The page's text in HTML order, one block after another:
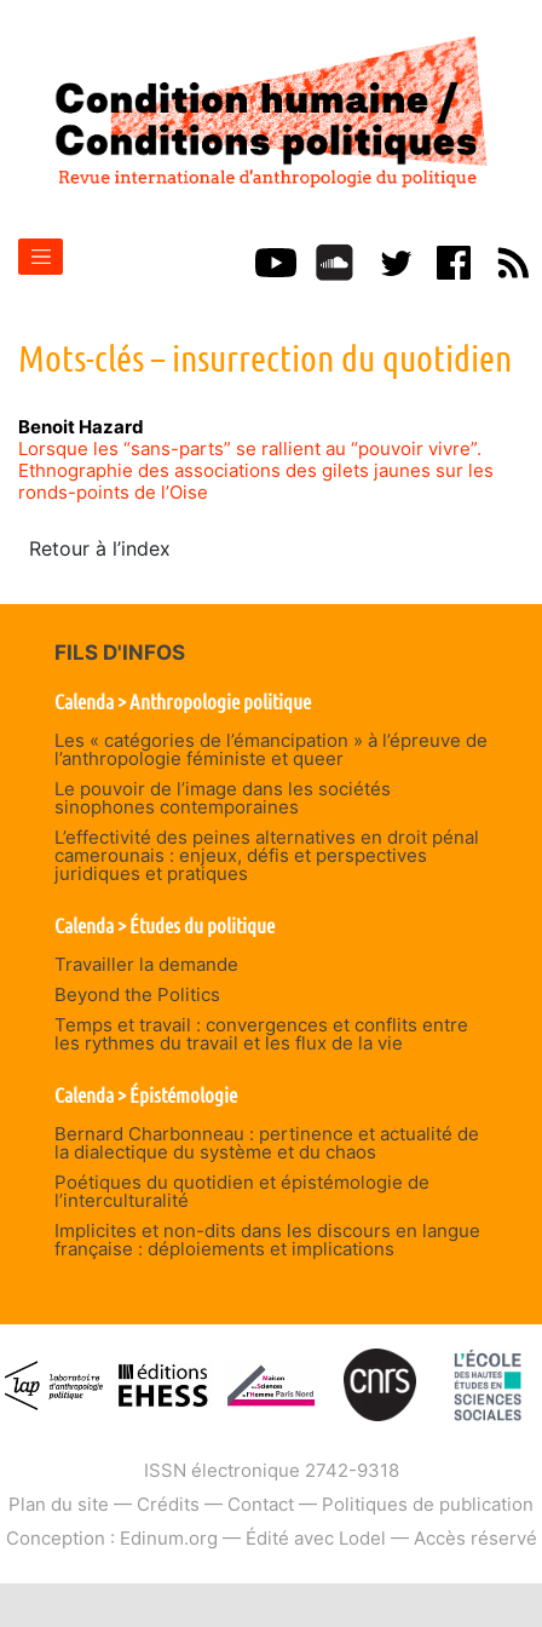
Mots-clés – insurrection du quotidien
Benoit Hazard
Lorsque les “sans-parts” se rallient au “pouvoir vivre”.
Ethnographie des associations des gilets jaunes sur les
ronds-points de l’Oise
Retour à l’index
FILS D'INFOS
Calenda > Anthropologie politique
Les « catégories de l’émancipation » à l’épreuve de
l’anthropologie féministe et queer
Le pouvoir de l’image dans les sociétés
sinophones contemporaines
L’effectivité des peines alternatives en droit pénal
camerounais : enjeux, défis et perspectives
juridiques et pratiques
Calenda > Études du politique
Travailler la demande
Beyond the Politics
Temps et travail : convergences et conflits entre
les rythmes du travail et les flux de la vie
Calenda > Épistémologie
Bernard Charbonneau : pertinence et actualité de
la dialectique du système et du chaos
Poétiques du quotidien et épistémologie de
l’interculturalité
Implicites et non-dits dans les discours en langue
française : déploiements et implications
ISSN électronique 2742-9318
Plan du site — Crédits — Contact — Politiques de publication
Conception : Edinum.org — Édité avec Lodel — Accès réservé